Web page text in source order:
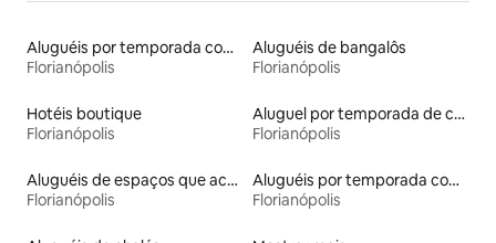
Aluguéis por temporada com acesso ao lago
Florianópolis
Aluguéis de bangalôs
Florianópolis
Hotéis boutique
Florianópolis
Aluguel por temporada de casas na terra
Florianópolis
Aluguéis de espaços que aceitam animais de estimação
Florianópolis
Aluguéis por temporada com suítes privativas
Florianópolis